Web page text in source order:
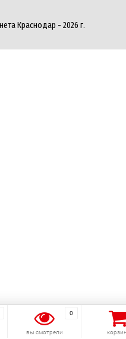
Краснодар - 2026 г.
0
вы смотрели